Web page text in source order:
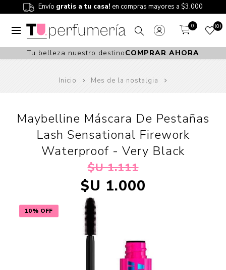
Envío gratis a tu casa! en compras mayores a $3.000
0 0
Tu belleza nuestro destinoCOMPRAR AHORA
Inicio Mes de la nostalgia
10% OFF
Maybelline Máscara De Pestañas
Lash Sensational Firework
Waterproof - Very Black
$U 1.111
$U 1.000